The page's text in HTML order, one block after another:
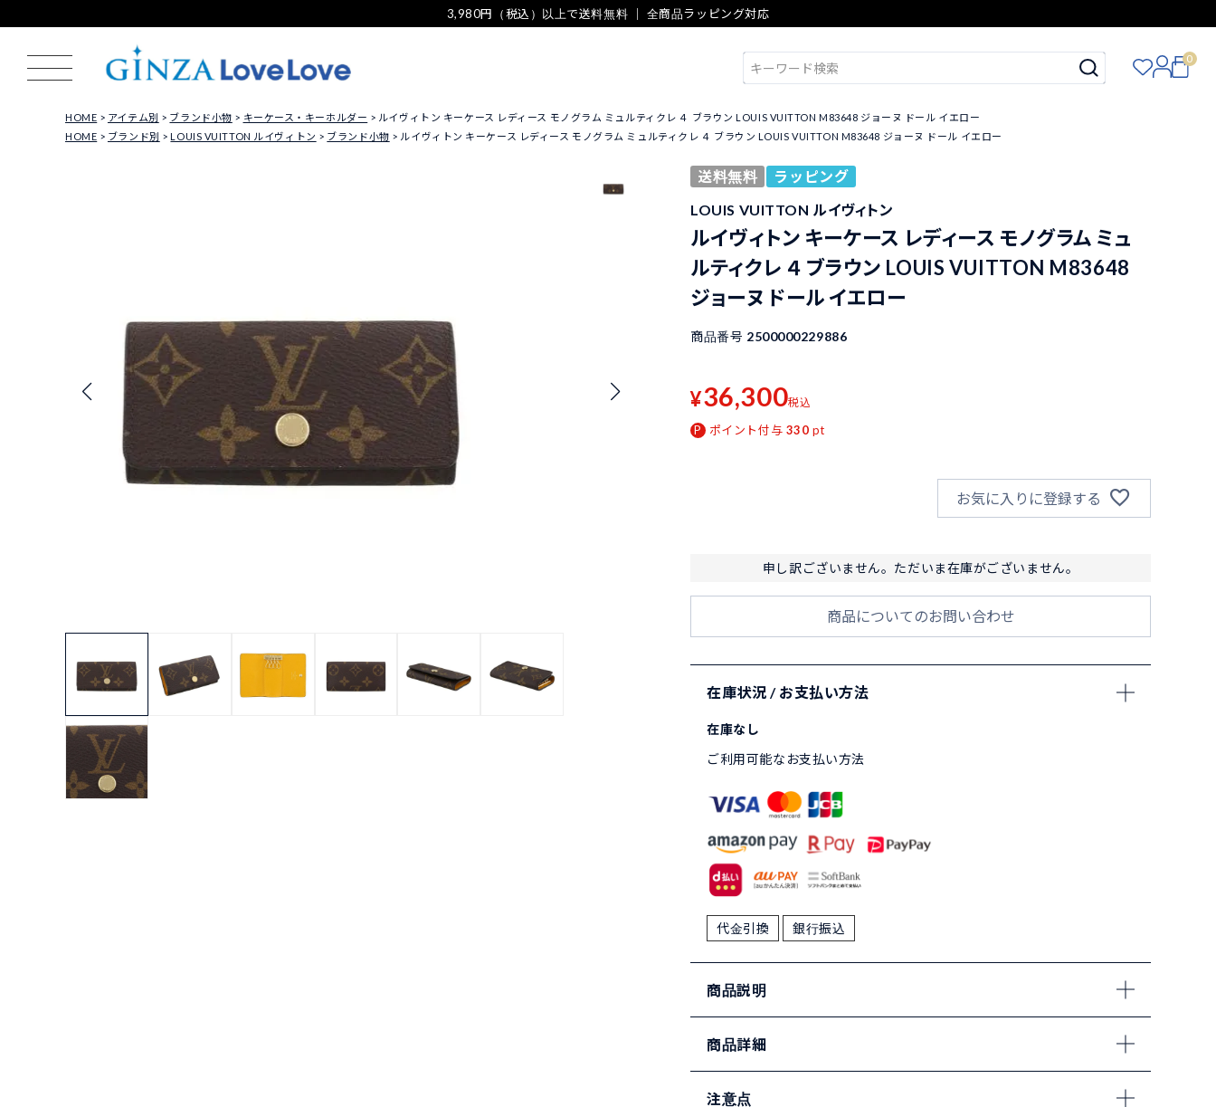
3,980円（税込）以上で送料無料 ｜ 全商品ラッピング対応
0
HOME アイテム別 ブランド小物 キーケース・キーホルダー
ルイヴィトン キーケース レディース モノグラム ミュルティクレ ４ ブラウン LOUIS VUITTON M83648 ジョーヌ ドール イエロー
HOME
ブランド別 LOUIS VUITTON ルイヴィトン ブランド小物 ルイヴィトン キーケース レディース モノグラム ミュルティクレ ４ ブラウン LOUIS VUITTON M83648 ジョーヌ ドール イエロー
送料無料
ラッピング
LOUIS VUITTON ルイヴィトン
ルイヴィトン キーケース レディース モノグラム ミュ
ルティクレ ４ ブラウン LOUIS VUITTON M83648
ジョーヌ ドール イエロー
商品番号 2500000229886
¥36,300税込
ポイント付与 330 pt
お気に入りに登録する
申し訳ございません。ただいま在庫がございません。
商品についてのお問い合わせ
在庫状況 / お支払い方法
在庫なし
ご利用可能なお支払い方法
代金引換 銀行振込
商品説明
商品詳細
注意点